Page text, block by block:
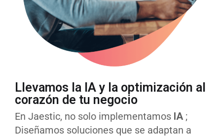
Llevamos la IA y la optimización al
corazón de tu negocio
En Jaestic, no solo implementamos IA ;
Diseñamos soluciones que se adaptan a